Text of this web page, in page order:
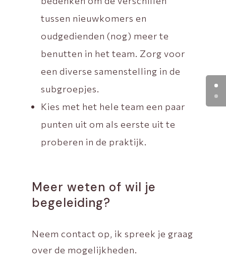
tussen nieuwkomers en
oudgedienden (nog) meer te
benutten in het team. Zorg voor
een diverse samenstelling in de
subgroepjes.
Kies met het hele team een paar
punten uit om als eerste uit te
proberen in de praktijk.
Meer weten of wil je
begeleiding?
Neem contact op, ik spreek je graag
over de mogelijkheden.